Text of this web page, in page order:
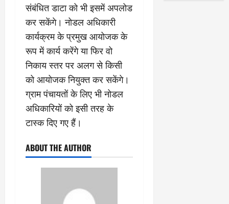
संबंधित डाटा को भी इसमें अपलोड
कर सकेंगे। नोडल अधिकारी
कार्यक्रम के प्रमुख आयोजक के
रूप में कार्य करेंगे या फिर वो
निकाय स्तर पर अलग से किसी
को आयोजक नियुक्त कर सकेंगे।
ग्राम पंचायतों के लिए भी नोडल
अधिकारियों को इसी तरह के
टास्क दिए गए हैं।
ABOUT THE AUTHOR